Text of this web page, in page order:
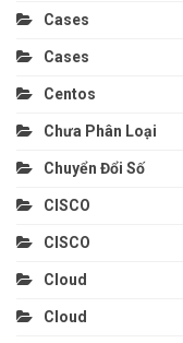
Cases
Cases
Centos
Chưa Phân Loại
Chuyển Đổi Số
CISCO
CISCO
Cloud
Cloud